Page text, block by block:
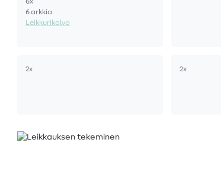
6 arkkia
Leikkurikalvo
2x 2x